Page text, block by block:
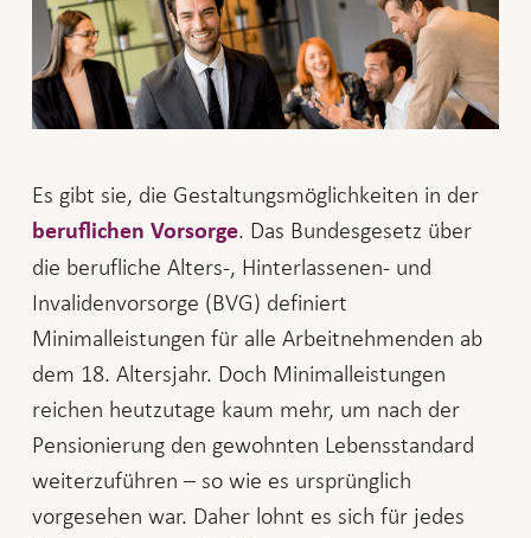
Es gibt sie, die Gestaltungsmöglichkeiten in der
beruflichen Vorsorge. Das Bundesgesetz über
die berufliche Alters-, Hinterlassenen- und
Invalidenvorsorge (BVG) definiert
Minimalleistungen für alle Arbeitnehmenden ab
dem 18. Altersjahr. Doch Minimalleistungen
reichen heutzutage kaum mehr, um nach der
Pensionierung den gewohnten Lebensstandard
weiterzuführen – so wie es ursprünglich
vorgesehen war. Daher lohnt es sich für jedes